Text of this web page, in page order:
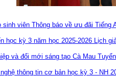
Thông báo về ưu đãi Tiếng
Lịch